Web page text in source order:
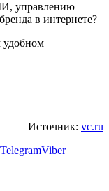
управлению
в интернете?
удобном
Источник: vc.ru
TelegramViber